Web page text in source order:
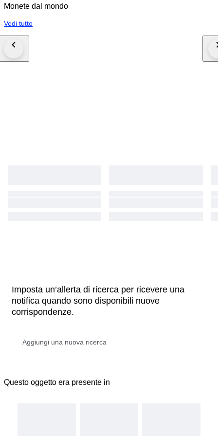
Monete dal mondo
Vedi tutto
Imposta un’allerta di ricerca per ricevere una
notifica quando sono disponibili nuove
corrispondenze.
Questo oggetto era presente in